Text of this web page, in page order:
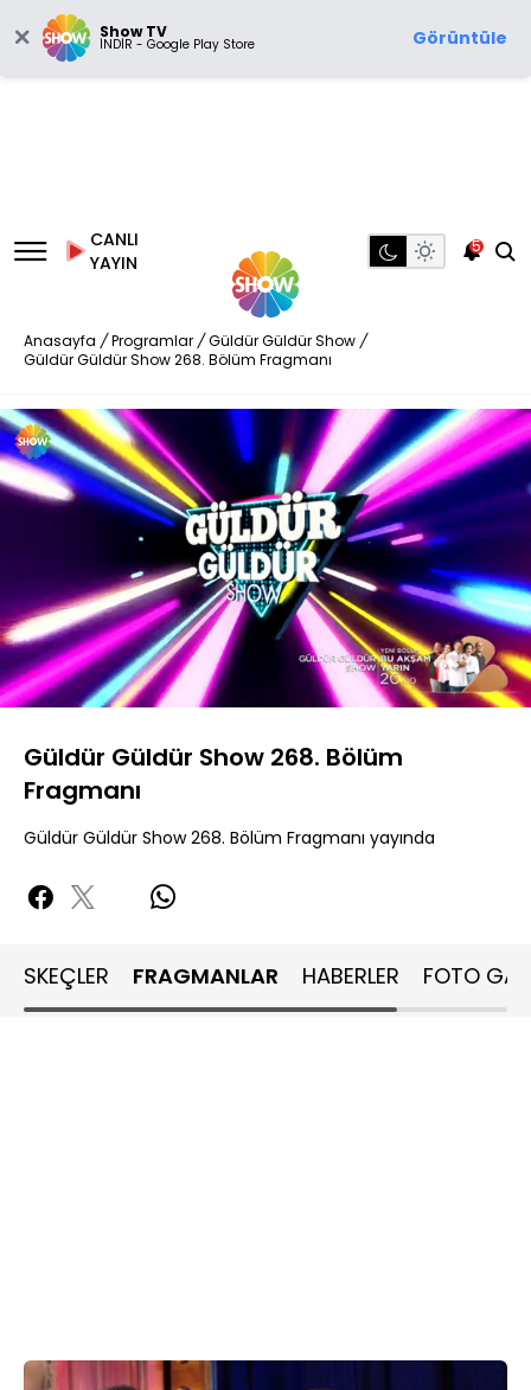
Show TV
İNDİR - Google Play Store Görüntüle
CANLI
YAYIN
5
Anasayfa / Programlar / Güldür Güldür Show /
Güldür Güldür Show 268. Bölüm Fragmanı
Sesi
Aç
Yüklendi:
86.94%
Oynatma
Hızı
Güldür Güldür Show 268. Bölüm
Fragmanı
Güldür Güldür Show 268. Bölüm Fragmanı yayında
SKEÇLER FRAGMANLAR HABERLER FOTO